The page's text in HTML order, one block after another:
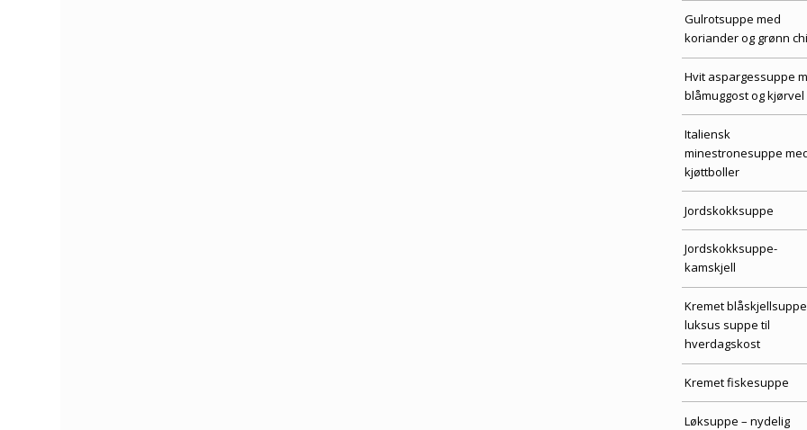
Gulrotsuppe med
koriander og grønn
Hvit aspargessuppe
blåmuggost og kjørvel
Italiensk
minestronesuppe
kjøttboller
Jordskokksuppe
Jordskokksuppe-
kamskjell
Kremet
luksus suppe til
hverdagskost
Kremet fiskesuppe
Løksuppe – nydelig